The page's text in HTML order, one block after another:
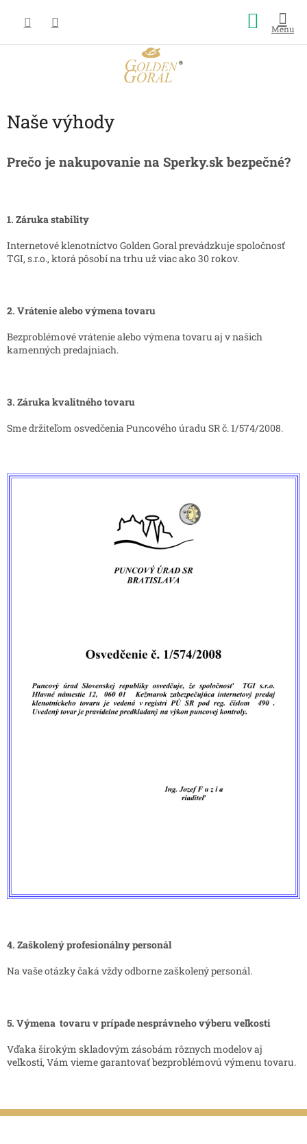
obsah
košík
Naše výhody
Prečo je nakupovanie na Sperky.sk bezpečné?
1. Záruka stability
Internetové klenotníctvo Golden Goral prevádzkuje spoločnosť
TGI, s.r.o., ktorá pôsobí na trhu už viac ako 30 rokov.
2. Vrátenie alebo výmena tovaru
Bezproblémové vrátenie alebo výmena tovaru aj v našich
kamenných predajniach.
3. Záruka kvalitného tovaru
Sme držiteľom osvedčenia Puncového úradu SR č. 1/574/2008.
4. Zaškolený profesionálny personál
Na vaše otázky čaká vždy odborne zaškolený personál.
5. Výmena tovaru v prípade nesprávneho výberu veľkosti
Vďaka širokým skladovým zásobám rôznych modelov aj
veľkosti, Vám vieme garantovať bezproblémovú výmenu tovaru.